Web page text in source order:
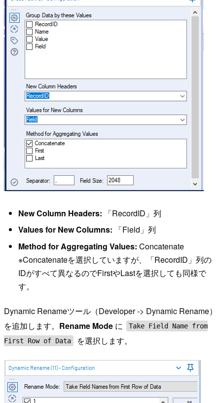
New Column Headers: 「RecordID」列
Values for New Columns: 「Field」列
Method for Aggregating Values: Concatenate
※Concatenateを選択していますが、「RecordID」列の
IDがすべて異なるのでFirstやLastを選択しても同様で
す。
Dynamic Renameツール（Developer -> Dynamic Rename）
を追加します。 Rename Mode に
Take Field Name from
First Row of Data
を選択します。